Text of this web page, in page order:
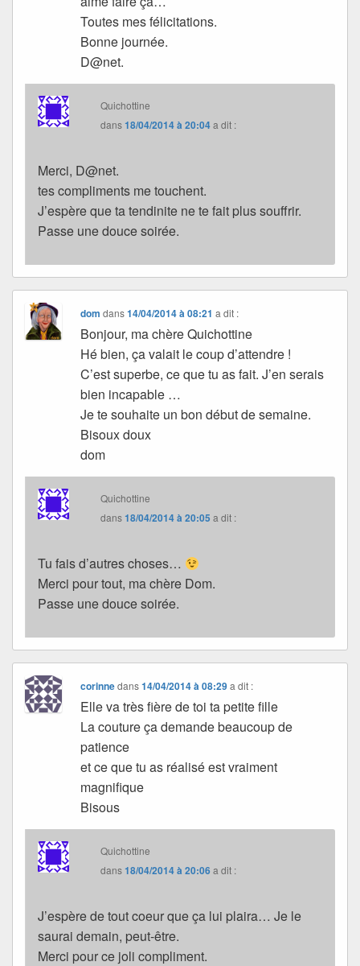
Toutes mes félicitations.
Bonne journée.
D@net.
Quichottine
dans18/04/2014 à 20:04a dit :
Merci, D@net.
tes compliments me touchent.
J’espère que ta tendinite ne te fait plus souffrir.
Passe une douce soirée.
dom dans14/04/2014 à 08:21 a dit :
Bonjour, ma chère Quichottine
Hé bien, ça valait le coup d’attendre !
C’est superbe, ce que tu as fait. J’en serais
bien incapable …
Je te souhaite un bon début de semaine.
Bisoux doux
dom
Quichottine
dans18/04/2014 à 20:05 a dit :
Tu fais d’autres choses…
Merci pour tout, ma chère Dom.
Passe une douce soirée.
corinnedans14/04/2014 à 08:29 a dit :
Elle va très fière de toi ta petite fille
La couture ça demande beaucoup de
patience
et ce que tu as réalisé est vraiment
magnifique
Bisous
Quichottine
dans18/04/2014 à 20:06a dit :
J’espère de tout coeur que ça lui plaira… Je le
saurai demain, peut-être.
Merci pour ce joli compliment.